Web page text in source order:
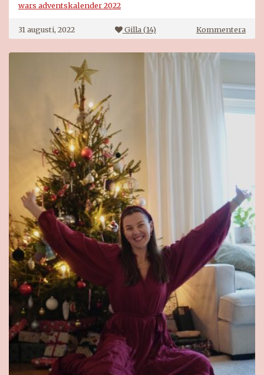
wars adventskalender 2022
31 augusti, 2022 Gilla (14) Kommenterapå
Lego